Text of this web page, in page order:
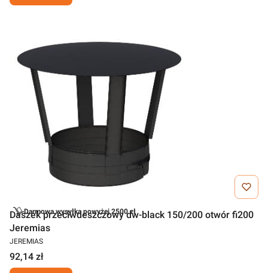
Darmowa wysyłka powyżej 2500 zł
Daszek przeciwdeszczowy dw-black 150/200 otwór fi200
Jeremias
JEREMIAS
92,14 zł